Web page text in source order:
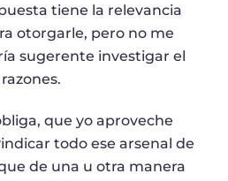
tiene la relevancia
otorgarle, pero no me
sugerente investigar el
que yo aproveche
todo ese arsenal de
de una u otra manera